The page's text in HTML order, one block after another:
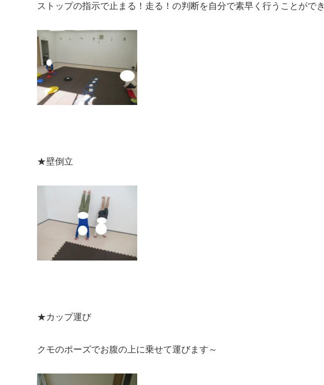
ストップの指示で止まる！走る！の判断を自分で素早く行うことができ
★壁倒立
★カップ運び
クモのポーズでお腹の上に乗せて運びます～